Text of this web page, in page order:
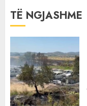
TË NGJASHME